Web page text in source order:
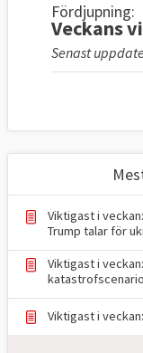
Fördjupning:
Veckans
Senast
Viktigast i
Trump talar för
Viktigast i
Viktigast i